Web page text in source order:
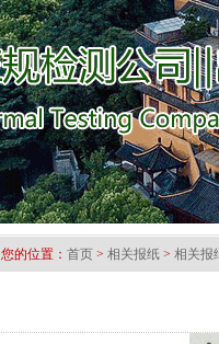
您的位置： 首页 > 相关报纸 > 相关报